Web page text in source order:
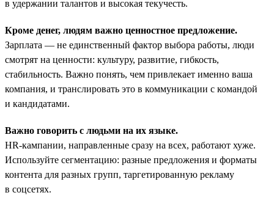
в удержании талантов и высокая текучесть.
Кроме денег, людям важно ценностное предложение.
Зарплата — не единственный фактор выбора работы, люди
смотрят на ценности: культуру, развитие, гибкость,
стабильность. Важно понять, чем привлекает именно ваша
компания, и транслировать это в коммуникации с командой
и кандидатами.
Важно говорить с людьми на их языке.
HR-кампании, направленные сразу на всех, работают хуже.
Используйте сегментацию: разные предложения и форматы
контента для разных групп, таргетированную рекламу
в соцсетях.